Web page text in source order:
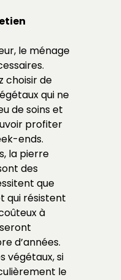
le ménage
choisir de
qui ne
de soins et
profiter
ends.
la pierre
des
que
qui résistent
à
d’années.
végétaux, si
le